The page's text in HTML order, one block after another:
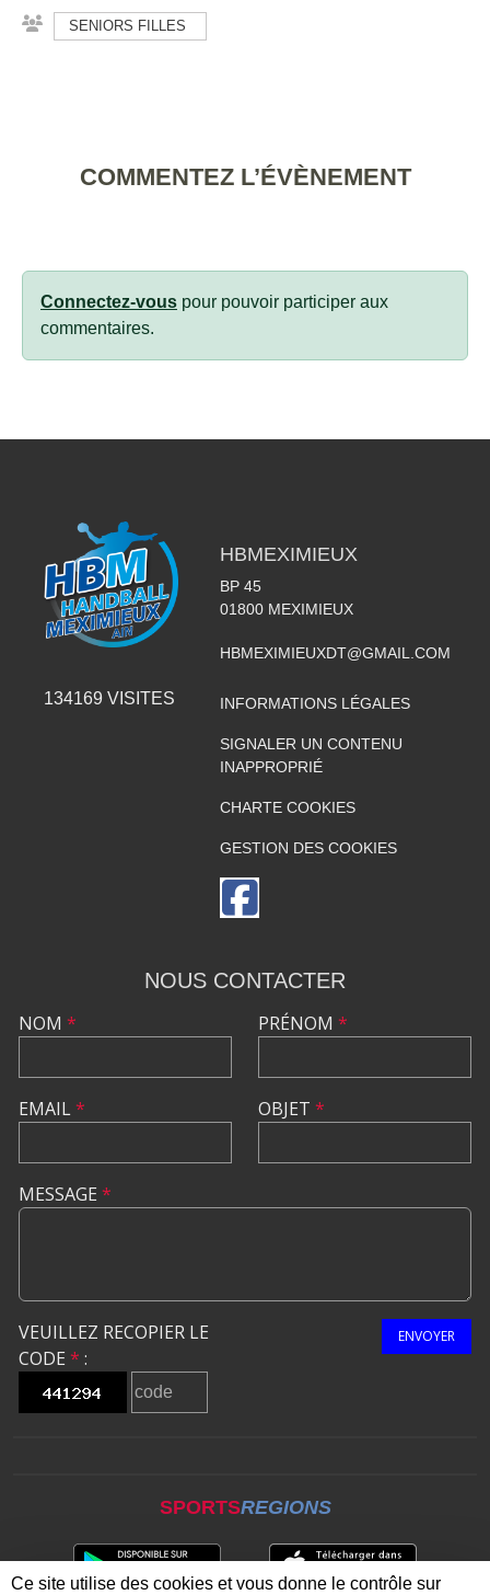
SENIORS FILLES
COMMENTEZ L’ÉVÈNEMENT
Connectez-vous pour pouvoir participer aux
commentaires.
134169 VISITES
HBMEXIMIEUX
BP 45
01800 MEXIMIEUX
HBMEXIMIEUXDT@GMAIL.COM
INFORMATIONS LÉGALES
SIGNALER UN CONTENU
INAPPROPRIÉ
CHARTE COOKIES
GESTION DES COOKIES
NOUS CONTACTER
NOM *
EMAIL*
PRÉNOM *
OBJET *
MESSAGE *
VEUILLEZ RECOPIER LE
CODE * :
ENVOYER
SPORTSREGIONS
Ce site utilise des cookies et vous donne le contrôle sur